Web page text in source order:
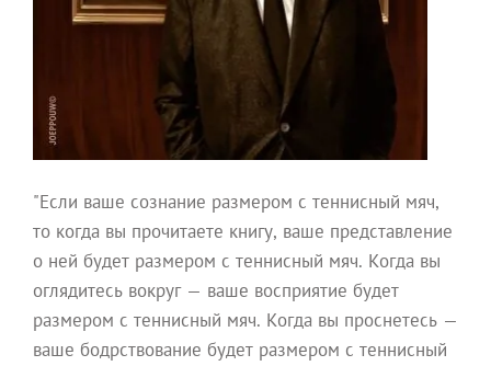
"Если ваше сознание размером с теннисный мяч,
то когда вы прочитаете книгу, ваше представление
о ней будет размером с теннисный мяч. Когда вы
оглядитесь вокруг — ваше восприятие будет
размером с теннисный мяч. Когда вы проснетесь —
ваше бодрствование будет размером с теннисный